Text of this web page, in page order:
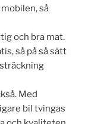
så
och bra mat.
så på så sätt
Med
bil tvingas